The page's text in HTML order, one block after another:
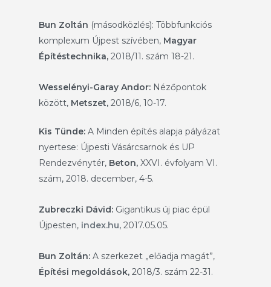
Bun Zoltán (másodközlés): Többfunkciós
komplexum Újpest szívében, Magyar
Építéstechnika, 2018/11. szám 18-21.
Wesselényi-Garay Andor: Nézőpontok
között, Metszet, 2018/6, 10-17.
Kis Tünde: A Minden építés alapja pályázat
nyertese: Újpesti Vásárcsarnok és UP
Rendezvénytér, Beton, XXVI. évfolyam VI.
szám, 2018. december, 4-5.
Zubreczki Dávid: Gigantikus új piac épül
Újpesten, index.hu, 2017.05.05.
Bun Zoltán: A szerkezet „előadja magát”,
Építési megoldások, 2018/3. szám 22-31.